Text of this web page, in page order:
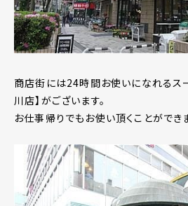
商店街には24時間お使いになれるス
川店】がございます。
お仕事帰りでもお使い頂くことができ